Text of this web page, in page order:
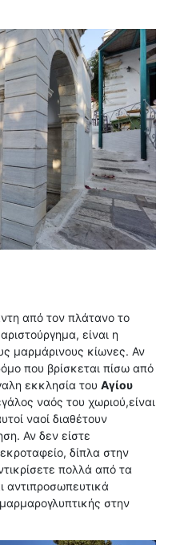
από τον πλάτανο το
είναι η
μαρμάρινους κίωνες. Αν
που βρίσκεται πίσω από
εκκλησία του Αγίου
ναός του χωριού,είναι
ναοί διαθέτουν
Αν δεν είστε
δίπλα στην
πολλά από τα
αντιπροσωπευτικά
στην